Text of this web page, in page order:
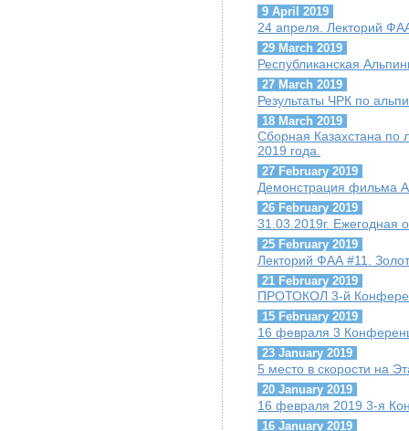
9 April 2019
24 апреля. Лекторий
29 March 2019
Республиканская
27 March 2019
Результаты ЧРК по
18 March 2019
Сборная Казахстана по
2019 года.
27 February 2019
Демонстрация фильма
26 February 2019
31.03.2019г.
25 February 2019
Лекторий ФАА #11.
21 February 2019
ПРОТОКОЛ 3-й
15 February 2019
16 февраля 3
23 January 2019
5 место в скорости на
20 January 2019
16 февраля 2019 3-я
16 January 2019